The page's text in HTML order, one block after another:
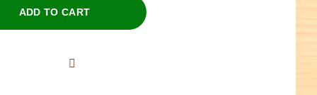
ADD TO CART